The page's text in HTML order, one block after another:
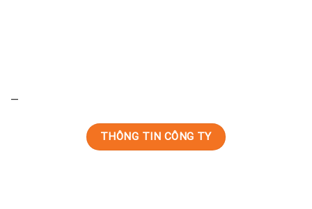
—
THÔNG TIN CÔNG TY